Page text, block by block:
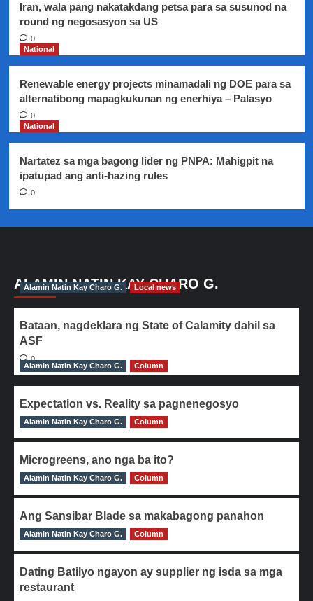
Iran, wala pang nakatakdang petsa para sa susunod na
round ng negosasyon sa US
0
National
Renewable energy projects minamadali ng DOE para sa
alternatibong mapagkukunan ng enerhiya – Palasyo
0
National
Nartatez sa mga bagong lider ng PNPA: Mahigpit na
ipatupad ang anti-hazing rules
0
ALAMIN NATIN KAY CHARO G.
Alamin Natin Kay Charo G. Local news
Bataan, nagdeklara ng State of Calamity dahil sa
ASF
0
Alamin Natin Kay Charo G.
Column
Expectation vs. Reality sa pagnenegosyo
0
Alamin Natin Kay Charo G. Column
Microgreens, ano nga ba ito?
0
Alamin Natin Kay Charo G. Column
Ang Sansibar Blade sa makabagong panahon
0
Alamin Natin Kay Charo G. Column
Dating Batilyo ngayon ay supplier ng isda sa mga
restaurant